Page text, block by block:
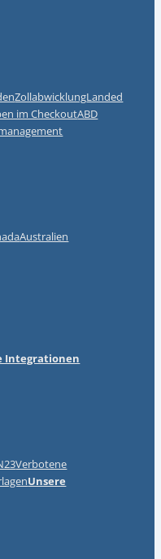
ZollabwicklungLanded
im CheckoutABD
Australien
Integrationen
Verbotene
Unsere